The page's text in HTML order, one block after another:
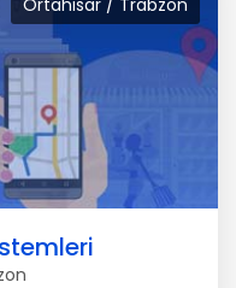
Ortahisar / Trabzon